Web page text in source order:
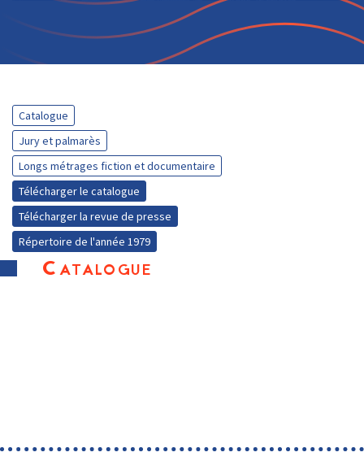
Catalogue
Jury et palmarès
Longs métrages fiction et documentaire
Télécharger le catalogue
Télécharger la revue de presse
Répertoire de l'année 1979
Catalogue